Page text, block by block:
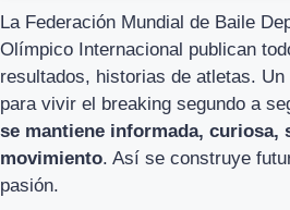
La Federación Mundial de Baile
Olímpico Internacional publican
resultados, historias de atletas.
para vivir el breaking segundo a
se mantiene informada, curiosa,
movimiento. Así se construye
pasión.